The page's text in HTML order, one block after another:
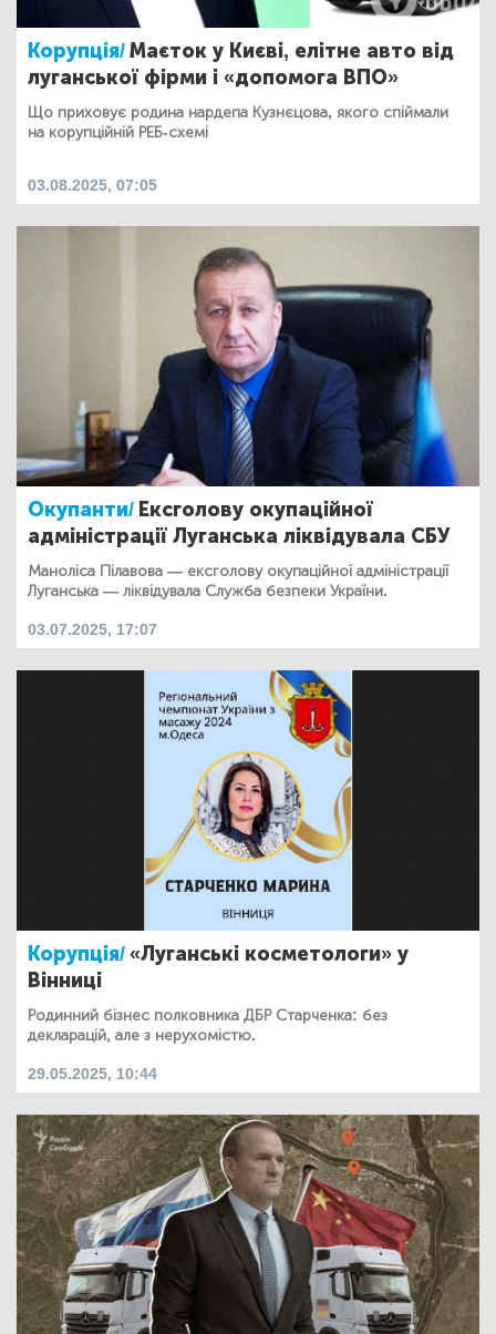
Корупція/Маєток у Києві, елітне авто від
луганської фірми і «допомога ВПО»
Що приховує родина нардепа Кузнєцова, якого спіймали
на корупційній РЕБ-схемі
03.08.2025, 07:05
Окупанти/ Ексголову окупаційної
адміністрації Луганська ліквідувала СБУ
Маноліса Пілавова — ексголову окупаційної адміністрації
Луганська — ліквідувала Служба безпеки України.
03.07.2025, 17:07
Корупція/«Луганські косметологи» у
Вінниці
Родинний бізнес полковника ДБР Старченка: без
декларацій, але з нерухомістю.
29.05.2025, 10:44